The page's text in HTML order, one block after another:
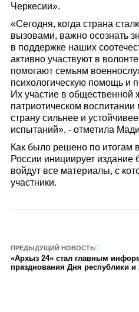
Черкесии».
«Сегодня, когда страна
вызовами, важно осознать
в поддержке наших
активно участвуют в
помогают семьям
психологическую помощь и
Их участие в общественной
патриотическом
страну сильнее и
испытаний», - отметила
Как было решено по итогам
России инициирует
войдут все материалы, с
участники.
ПРЕДЫДУЩИЙ НОВОСТЬ
«Архыз 24» стал главным
празднования Дня республики и